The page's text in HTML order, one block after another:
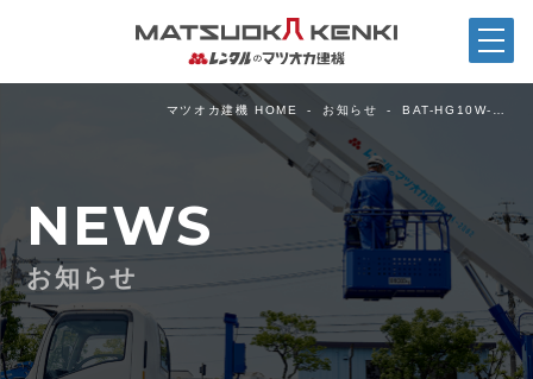
マツオカ建機 HOME お知らせ BAT-HG10W-…
NEWS
お知らせ